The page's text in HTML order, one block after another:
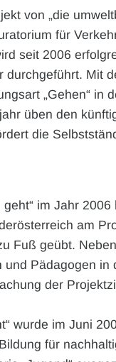
von „die
für
seit 2006
Mit
„Gehen“ in
üben den
die
geht“ im Jahr
am
Fuß geübt.
und Pädagogen
der
wurde im Juni
für